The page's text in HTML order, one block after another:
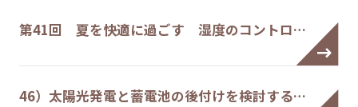
第41回 夏を快適に過ごす 湿度のコントロ…
46）太陽光発電と蓄電池の後付けを検討する…